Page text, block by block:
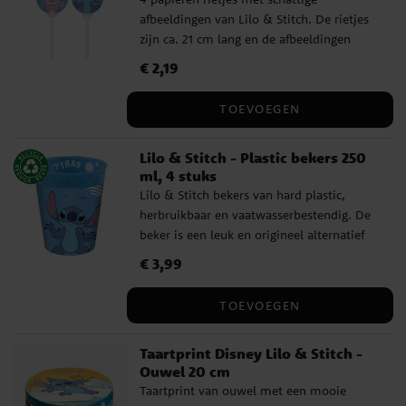
afbeeldingen van Lilo & Stitch. De rietjes
zijn ca. 21 cm lang en de afbeeldingen
Prijs:€ 2,19
€ 2,19
TOEVOEGEN
Lilo & Stitch - Plastic bekers 250
ml, 4 stuks
Lilo & Stitch bekers van hard plastic,
herbruikbaar en vaatwasserbestendig. De
beker is een leuk en origineel alternatief
gevuld worden met snoep, snacks of een
kunnen de beker mee naar huis nemen als
een inhoud van 250 ml en is ook een
perfect cadeau voor kleine fans van Lilo &
Stitch om hun favoriete drankje uit te
Prijs:€ 3,99
€ 3,99
TOEVOEGEN
Taartprint Disney Lilo & Stitch -
Ouwel 20 cm
Taartprint van ouwel met een mooie